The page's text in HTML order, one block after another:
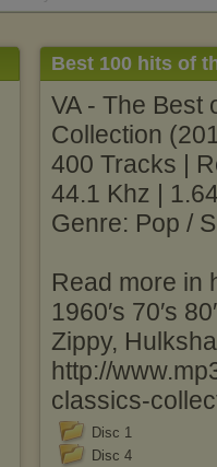
Best 100 hits of
VA - The Best
Collection
400 Tracks |
44.1 Khz |
Genre: Pop /
Read more in
1960′s 70′s
Zippy,
http://
classics-
Disc 1
Disc 4